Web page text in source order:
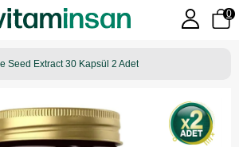
0
Seed Extract 30 Kapsül 2 Adet